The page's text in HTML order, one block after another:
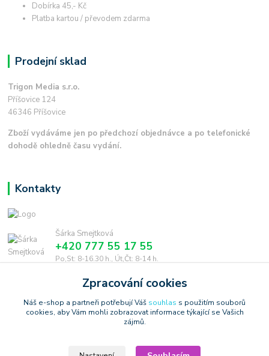
Dobírka 45,- Kč
Platba kartou / převodem zdarma
Prodejní sklad
Trigon Media s.r.o.
Příšovice 124
46346 Příšovice
Zboží vydáváme jen po předchozí objednávce a po telefonické
dohodě ohledně času vydání.
Kontakty
Šárka Smejtková
+420 777 55 17 55
Po,St: 8-16.30 h., Út,Čt: 8-14 h.
smejtkova@trigonmedia.czZpracování cookies
Náš e-shop a partneři potřebují Váš souhlas s použitím souborů
cookies, aby Vám mohli zobrazovat informace týkající se Vašich
zájmů.